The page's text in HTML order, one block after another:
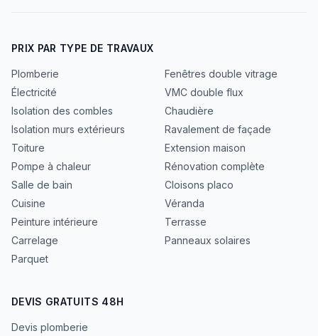
PRIX PAR TYPE DE TRAVAUX
Plomberie
Électricité
Isolation des combles
Isolation murs extérieurs
Toiture
Pompe à chaleur
Salle de bain
Cuisine
Peinture intérieure
Carrelage
Parquet
Fenêtres double vitrage
VMC double flux
Chaudière
Ravalement de façade
Extension maison
Rénovation complète
Cloisons placo
Véranda
Terrasse
Panneaux solaires
DEVIS GRATUITS 48H
Devis plomberie